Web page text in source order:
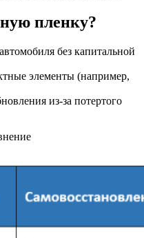
пленку?
без капитальной
элементы (например,
из-за потертого